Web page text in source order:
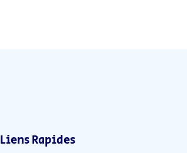
Liens Rapides